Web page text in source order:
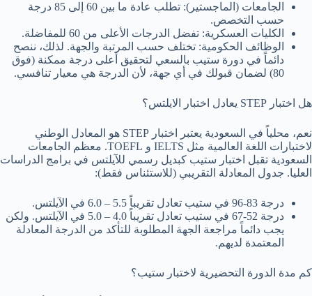
الجامعات (الماجستير): تطلب عادة ما بين 60 إلى 85 درجة
حسب التخصص.
الكليات العسكرية: تفضل الدرجات الأعلى من 60 للمفاضلة.
الوظائف الحكومية: تختلف حسب المرتبة والجهة. لذلك، ننصح
دائماً في دورة ستيب بالسعي لتحقيق أعلى درجة ممكنة (فوق
80) لضمان قبولك في أي جهة، لأن الدرجة هي معيار تنافسي.
هل اختبار STEP يعادل اختبار الايلتس؟
نعم، محلياً في السعودية يعتبر اختبار STEP هو المعادل الوطني
لاختبارات اللغة العالمية مثل IELTS و TOEFL. معظم الجامعات
السعودية تقبل اختبار ستيب كبديل رسمي للآيلتس في برامج الدراسات
العليا. جدول المعادلة التقريبي (للاستئناس فقط):
درجة 83-96 في ستيب تعادل تقريباً 5.5 – 6.0 في الآيلتس.
درجة 52-67 في ستيب تعادل تقريباً 4.0 – 5.0 في الآيلتس. ولكن
يجب دائماً مراجعة الجهة المطلوبة للتأكد من الدرجة المعادلة
المعتمدة لديهم.
كم مدة الدورة التحضيرية لاختبار ستيب؟